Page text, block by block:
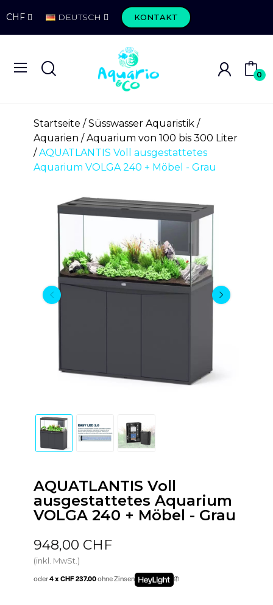
CHF DEUTSCH KONTAKT
0
Startseite
Süsswasser Aquaristik
Aquarien
Aquarium von 100 bis 300 Liter
AQUATLANTIS Voll ausgestattetes
Aquarium VOLGA 240 + Möbel - Grau
AQUATLANTIS Voll
ausgestattetes Aquarium
VOLGA 240 + Möbel - Grau
948,00 CHF
(inkl. MwSt.)
oder4 x CHF 237.00ohne Zinsen